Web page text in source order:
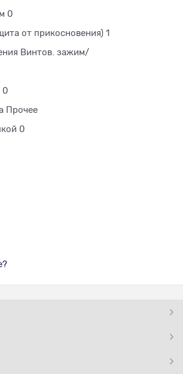
0
от прикосновения) 1
Винтов. зажим/
0
Прочее
0